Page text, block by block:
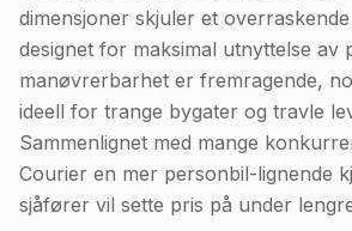
dimensjoner skjuler et
designet for maksimal utnyttelse av
manøvrerbarhet er fremragende,
ideell for trange bygater og travle
Sammenlignet med mange
Courier en mer personbil-lignende
sjåfører vil sette pris på under